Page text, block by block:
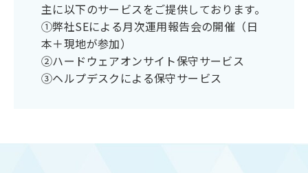
主に以下のサービスをご提供しております。
①弊社SEによる月次運用報告会の開催（日
本＋現地が参加）
②ハードウェアオンサイト保守サービス
③ヘルプデスクによる保守サービス